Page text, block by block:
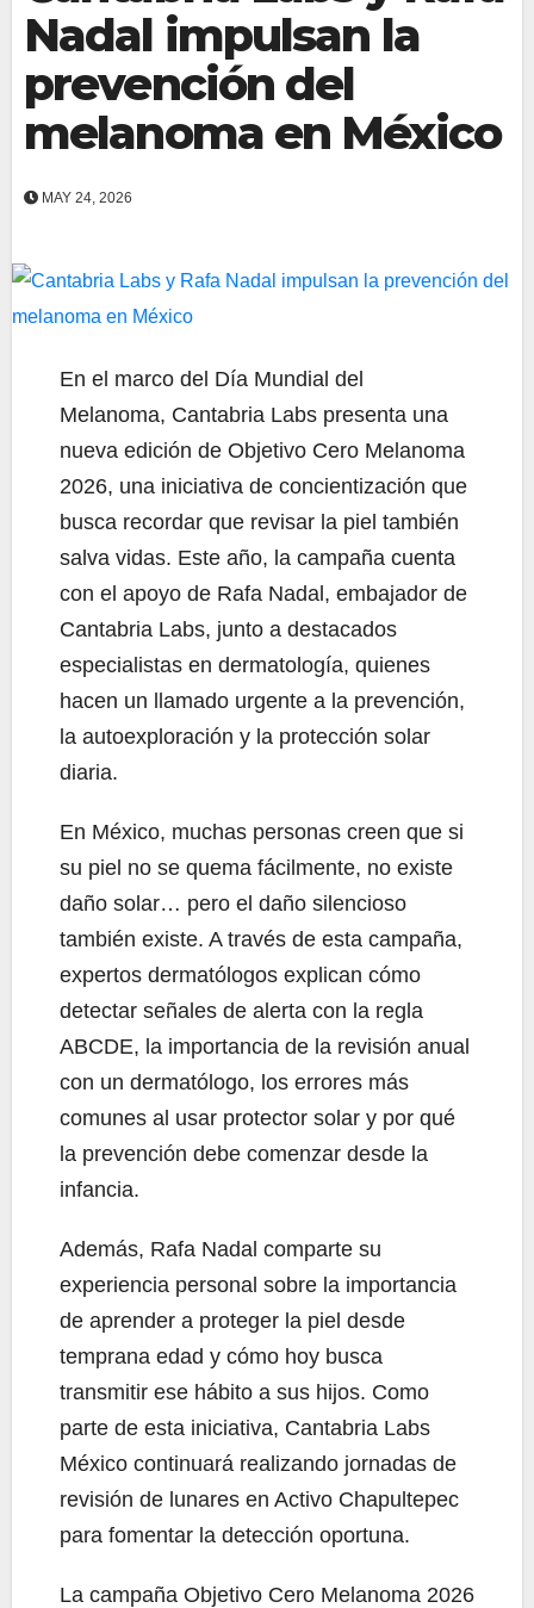
Nadal impulsan la
prevención del
melanoma en México
MAY 24, 2026
En el marco del Día Mundial del
Melanoma, Cantabria Labs presenta una
nueva edición de Objetivo Cero Melanoma
2026, una iniciativa de concientización que
busca recordar que revisar la piel también
salva vidas. Este año, la campaña cuenta
con el apoyo de Rafa Nadal, embajador de
Cantabria Labs, junto a destacados
especialistas en dermatología, quienes
hacen un llamado urgente a la prevención,
la autoexploración y la protección solar
diaria.
En México, muchas personas creen que si
su piel no se quema fácilmente, no existe
daño solar… pero el daño silencioso
también existe. A través de esta campaña,
expertos dermatólogos explican cómo
detectar señales de alerta con la regla
ABCDE, la importancia de la revisión anual
con un dermatólogo, los errores más
comunes al usar protector solar y por qué
la prevención debe comenzar desde la
infancia.
Además, Rafa Nadal comparte su
experiencia personal sobre la importancia
de aprender a proteger la piel desde
temprana edad y cómo hoy busca
transmitir ese hábito a sus hijos. Como
parte de esta iniciativa, Cantabria Labs
México continuará realizando jornadas de
revisión de lunares en Activo Chapultepec
para fomentar la detección oportuna.
La campaña Objetivo Cero Melanoma 2026